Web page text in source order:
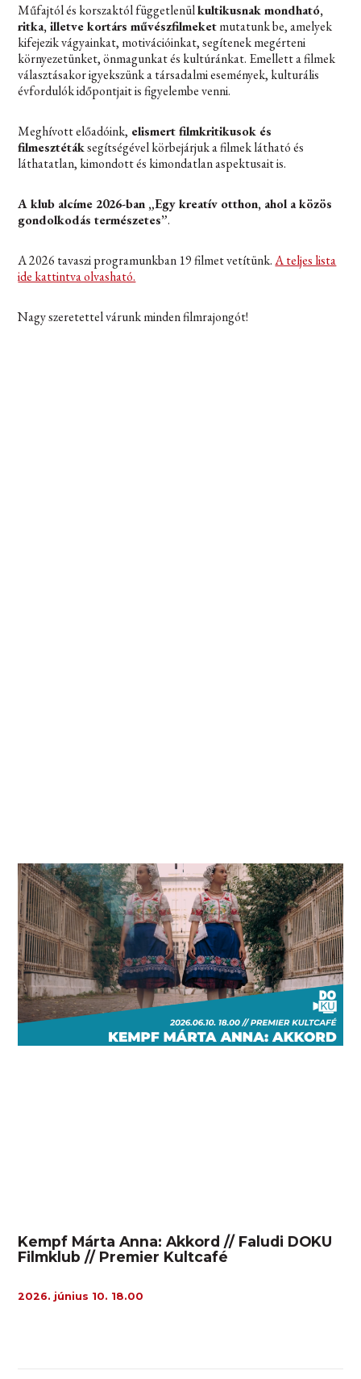
Műfajtól és korszaktól függetlenülkultikusnak mondható,
ritka, illetve kortárs művészfilmeketmutatunk be, amelyek
kifejezik vágyainkat, motivációinkat, segítenek megérteni
környezetünket, önmagunkat és kultúránkat. Emellett a filmek
választásakor igyekszünk a társadalmi események, kulturális
évfordulók időpontjait is figyelembe venni.
Meghívott előadóink, elismert filmkritikusok és
filmesztétáksegítségével körbejárjuk a filmek látható és
láthatatlan, kimondott és kimondatlan aspektusait is.
A klub alcíme 2026-ban „Egy kreatív otthon, ahol a közös
gondolkodás természetes”.
A 2026 tavaszi programunkban 19 filmet vetítünk.A teljes lista
ide kattintva olvasható.
Nagy szeretettel várunk minden filmrajongót!
Kempf Márta Anna: Akkord // Faludi DOKU
Filmklub // Premier Kultcafé
2026. június 10. 18.00